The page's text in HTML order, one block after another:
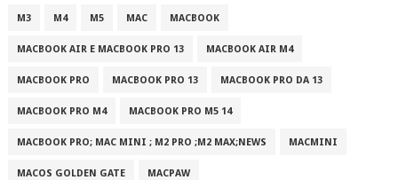
M3 M4 M5 MAC MACBOOK
MACBOOK AIR E MACBOOK PRO 13 MACBOOK AIR M4
MACBOOK PRO MACBOOK PRO 13 MACBOOK PRO DA 13
MACBOOK PRO M4 MACBOOK PRO M5 14
MACBOOK PRO; MAC MINI ; M2 PRO ;M2 MAX;NEWS MACMINI
MACOS GOLDEN GATE MACPAW